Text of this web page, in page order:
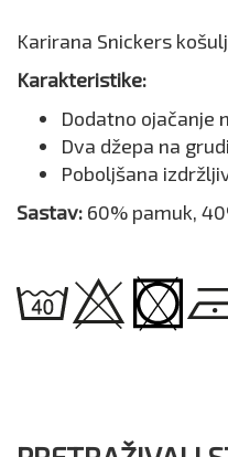
Karirana Snickers
Karakteristike:
Dodatno ojačanje
Dva džepa na
Poboljšana
Sastav: 60% pamuk,